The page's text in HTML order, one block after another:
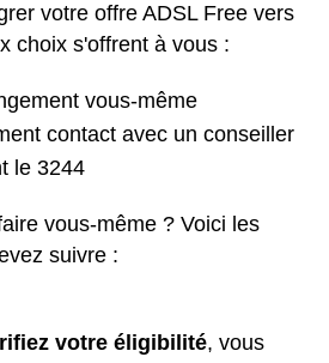
votre offre ADSL Free vers
choix s'offrent à vous :
vous-même
contact avec un conseiller
le 3244
vous-même ? Voici les
suivre :
votre éligibilité, vous